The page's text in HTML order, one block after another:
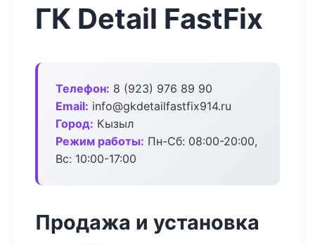
ГК Detail FastFix
Телефон: 8 (923) 976 89 90
Email: info@gkdetailfastfix914.ru
Город: Кызыл
Режим работы: Пн-Сб: 08:00-20:00,
Вс: 10:00-17:00
Продажа и установка